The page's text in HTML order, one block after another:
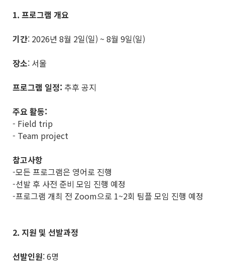
1. 프로그램 개요
기간: 2026년 8월 2일(일) ~ 8월 9일(일)
장소: 서울
프로그램 일정: 추후 공지
주요 활동:
- Field trip
- Team project
참고사항
-모든 프로그램은 영어로 진행
-선발 후 사전 준비 모임 진행 예정
-프로그램 개최 전 Zoom으로 1~2회 팀플 모임 진행 예정
2. 지원 및 선발과정
선발인원: 6명